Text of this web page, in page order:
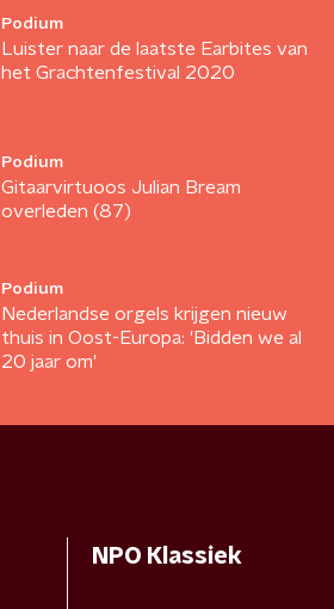
Podium
Luister naar de laatste Earbites van
het Grachtenfestival 2020
Podium
Gitaarvirtuoos Julian Bream
overleden (87)
Podium
Nederlandse orgels krijgen nieuw
thuis in Oost-Europa: 'Bidden we al
20 jaar om'
NPO Klassiek